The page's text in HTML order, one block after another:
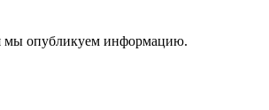
мы опубликуем информацию.